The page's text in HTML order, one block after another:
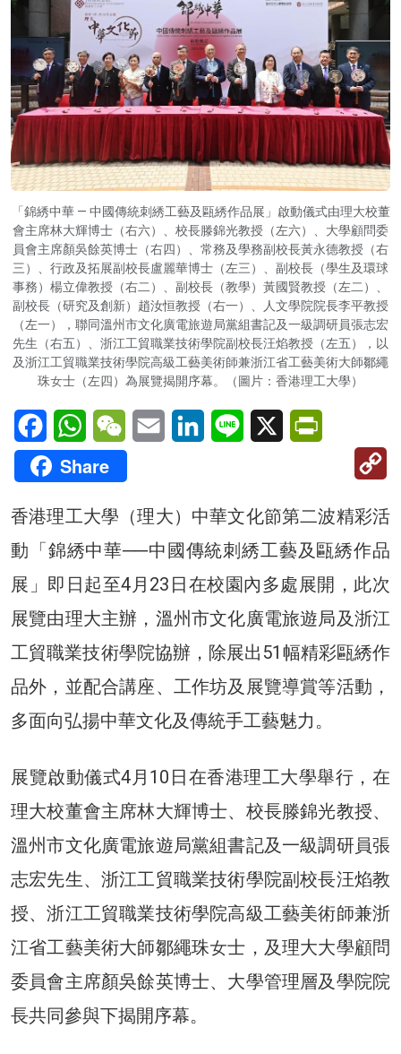
「錦綉中華 — 中國傳統刺綉工藝及甌綉作品展」啟動儀式由理大校董
會主席林大輝博士（右六）、校長滕錦光教授（左六）、大學顧問委
員會主席顏吳餘英博士（右四）、常務及學務副校長黃永德教授（右
三）、行政及拓展副校長盧麗華博士（左三）、副校長（學生及環球
事務）楊立偉教授（右二）、副校長（教學）黃國賢教授（左二）、
副校長（研究及創新）趙汝恒教授（右一）、人文學院院長李平教授
（左一），聯同溫州市文化廣電旅遊局黨組書記及一級調研員張志宏
先生（右五）、浙江工貿職業技術學院副校長汪焰教授（左五），以
及浙江工貿職業技術學院高級工藝美術師兼浙江省工藝美術大師鄒繩
珠女士（左四）為展覽揭開序幕。（圖片：香港理工大學）
FacebookWhatsAppWeChatEmail LinkedInLine X
Share
香港理工大學（理大）中華文化節第二波精彩活
動「錦綉中華──中國傳統刺綉工藝及甌綉作品
展」即日起至4月23日在校園內多處展開，此次
展覽由理大主辦，溫州市文化廣電旅遊局及浙江
工貿職業技術學院協辦，除展出51幅精彩甌綉作
品外，並配合講座、工作坊及展覽導賞等活動，
多面向弘揚中華文化及傳統手工藝魅力。
展覽啟動儀式4月10日在香港理工大學舉行，在
理大校董會主席林大輝博士、校長滕錦光教授、
溫州市文化廣電旅遊局黨組書記及一級調研員張
志宏先生、浙江工貿職業技術學院副校長汪焰教
授、浙江工貿職業技術學院高級工藝美術師兼浙
江省工藝美術大師鄒繩珠女士，及理大大學顧問
委員會主席顏吳餘英博士、大學管理層及學院院
長共同參與下揭開序幕。